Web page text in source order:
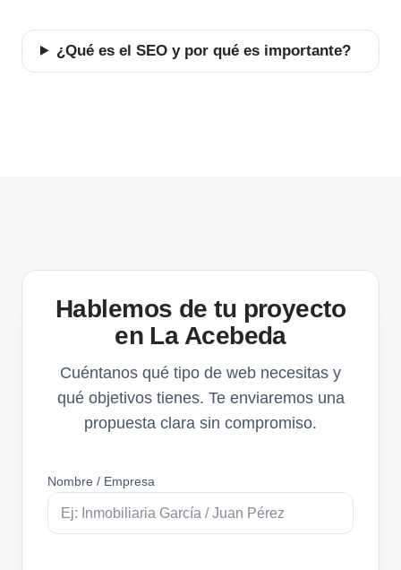
¿Qué es el SEO y por qué es importante?
Hablemos de tu proyecto
en La Acebeda
Cuéntanos qué tipo de web necesitas y
qué objetivos tienes. Te enviaremos una
propuesta clara sin compromiso.
Nombre / Empresa